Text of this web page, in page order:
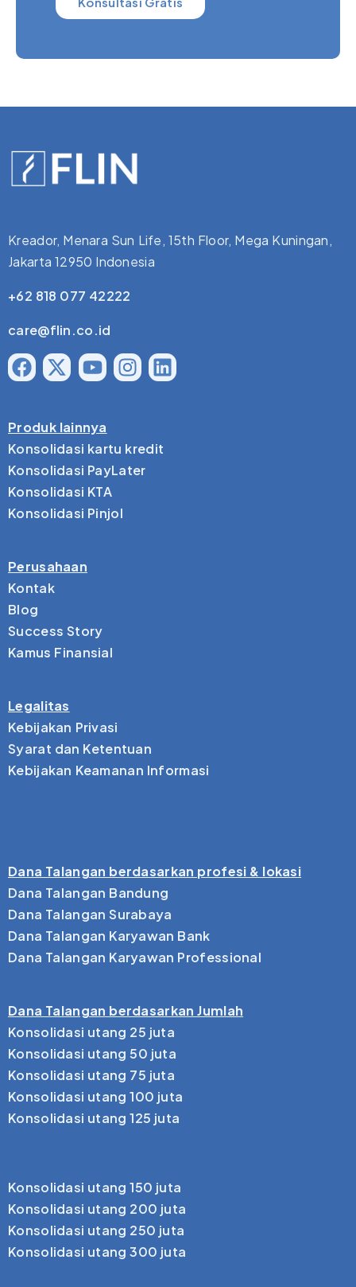
Kreador, Menara Sun Life, 15th Floor, Mega Kuningan,
Jakarta 12950 Indonesia
+62 818 077 42222
care@flin.co.id
Produk lainnya
Konsolidasi kartu kredit
Konsolidasi PayLater
Konsolidasi KTA
Konsolidasi Pinjol
Perusahaan
Kontak
Blog
Success Story
Kamus Finansial
Legalitas
Kebijakan Privasi
Syarat dan Ketentuan
Kebijakan Keamanan Informasi
Dana Talangan berdasarkan profesi & lokasi
Dana Talangan Bandung
Dana Talangan Surabaya
Dana Talangan Karyawan Bank
Dana Talangan Karyawan Professional
Dana Talangan berdasarkan Jumlah
Konsolidasi utang 25 juta
Konsolidasi utang 50 juta
Konsolidasi utang 75 juta
Konsolidasi utang 100 juta
Konsolidasi utang 125 juta
Konsolidasi utang 150 juta
Konsolidasi utang 200 juta
Konsolidasi utang 250 juta
Konsolidasi utang 300 juta